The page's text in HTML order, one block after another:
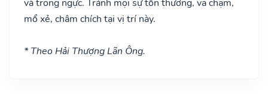
và trong ngực. Tránh mọi sự tổn thương, va chạm,
mổ xẻ, châm chích tại vị trí này.
* Theo Hải Thượng Lãn Ông.